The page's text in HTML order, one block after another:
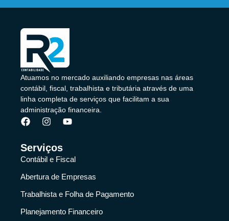
Atuamos no mercado auxiliando empresas nas áreas
contábil, fiscal, trabalhista e tributária através de uma
linha completa de serviços que facilitam a sua
administração financeira.
Serviços
Contábil e Fiscal
Abertura de Empresas
Trabalhista e Folha de Pagamento
Planejamento Financeiro